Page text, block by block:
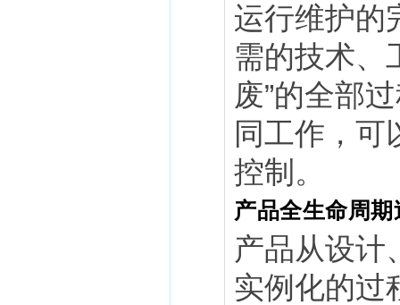
运行维护的
需的技术、
废”的全部
同工作，可
控制。
产品全生命周
产品从设计
实例化的过